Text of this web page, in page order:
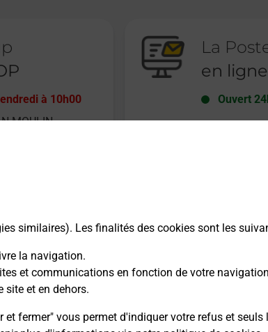
similaires). Les finalités des cookies sont les
la navigation.
et communications en fonction de votre
site et en dehors.
fermer" vous permet d'indiquer votre refus et seuls
à 10h00
MOULIN
La
en ligne
Ouvert